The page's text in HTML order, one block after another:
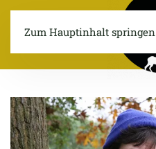
Zum Hauptinhalt springen